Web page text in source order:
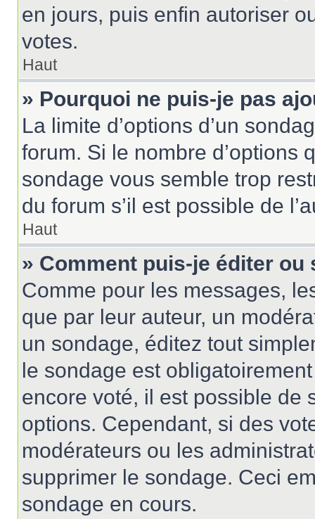
en jours, puis enfin autoriser
votes.
Haut
» Pourquoi ne puis-je pas
La limite d’options d’un
forum. Si le nombre d’options
sondage vous semble trop
du forum s’il est possible de
Haut
» Comment puis-je éditer
Comme pour les messages,
que par leur auteur, un
un sondage, éditez tout
le sondage est
encore voté, il est possible de
options. Cependant, si des
modérateurs ou les
supprimer le sondage. Ceci
sondage en cours.